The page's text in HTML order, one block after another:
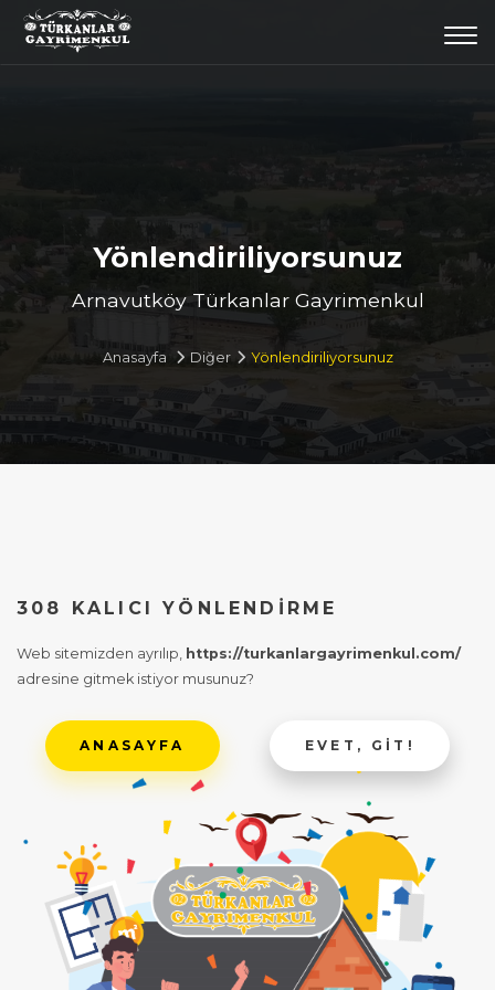
Yönlendiriliyorsunuz
Arnavutköy Türkanlar Gayrimenkul
Anasayfa Diğer Yönlendiriliyorsunuz
308 KALICI YÖNLENDIRME
Web sitemizden ayrılıp, https://turkanlargayrimenkul.com/
adresine gitmek istiyor musunuz?
ANASAYFA EVET, GIT!